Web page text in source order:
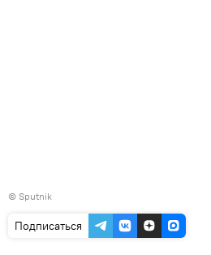
© Sputnik
Подписаться